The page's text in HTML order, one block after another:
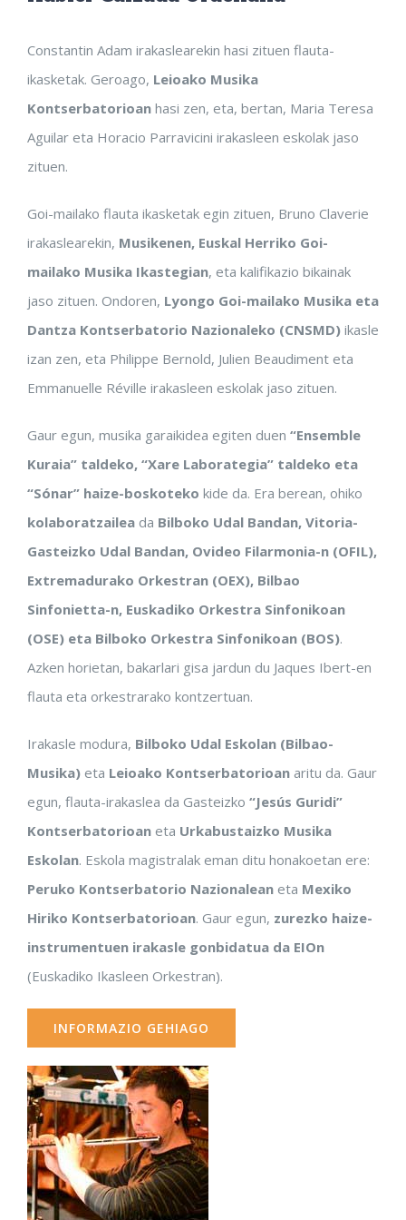
Constantin Adam irakaslearekin hasi zituen flauta-
ikasketak. Geroago, Leioako Musika
Kontserbatorioan hasi zen, eta, bertan, Maria Teresa
Aguilar eta Horacio Parravicini irakasleen eskolak jaso
zituen.
Goi-mailako flauta ikasketak egin zituen, Bruno Claverie
irakaslearekin, Musikenen, Euskal Herriko Goi-
mailako Musika Ikastegian, eta kalifikazio bikainak
jaso zituen. Ondoren, Lyongo Goi-mailako Musika eta
Dantza Kontserbatorio Nazionaleko (CNSMD) ikasle
izan zen, eta Philippe Bernold, Julien Beaudiment eta
Emmanuelle Réville irakasleen eskolak jaso zituen.
Gaur egun, musika garaikidea egiten duen “Ensemble
Kuraia” taldeko, “Xare Laborategia” taldeko eta
“Sónar” haize-boskoteko kide da. Era berean, ohiko
kolaboratzailea da Bilboko Udal Bandan, Vitoria-
Gasteizko Udal Bandan, Ovideo Filarmonia-n (OFIL),
Extremadurako Orkestran (OEX), Bilbao
Sinfonietta-n, Euskadiko Orkestra Sinfonikoan
(OSE) eta Bilboko Orkestra Sinfonikoan (BOS).
Azken horietan, bakarlari gisa jardun du Jaques Ibert-en
flauta eta orkestrarako kontzertuan.
Irakasle modura, Bilboko Udal Eskolan (Bilbao-
Musika) eta Leioako Kontserbatorioan aritu da. Gaur
egun, flauta-irakaslea da Gasteizko “Jesús Guridi”
Kontserbatorioan eta Urkabustaizko Musika
Eskolan. Eskola magistralak eman ditu honakoetan ere:
Peruko Kontserbatorio Nazionalean eta Mexiko
Hiriko Kontserbatorioan. Gaur egun, zurezko haize-
instrumentuen irakasle gonbidatua da EIOn
(Euskadiko Ikasleen Orkestran).
INFORMAZIO GEHIAGO